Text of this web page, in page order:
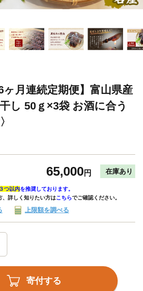
ヶ月連続定期便】富山県産
し 50ｇ×3袋 お酒に合う
65,000円 在庫あり
つ以内を推奨しております。
、詳しく知りたい方はこちらでご確認ください。
上限額を調べる
寄付する